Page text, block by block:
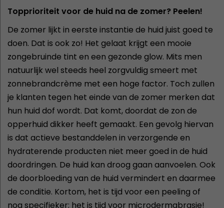
Topprioriteit voor de huid na de zomer? Peelen!
De zomer lijkt in eerste instantie de huid juist goed te
doen. Dat is ook zo! Het gelaat krijgt een mooie
zongebruinde tint en een gezonde glow. Mits men
natuurlijk wel steeds heel zorgvuldig smeert met
zonnebrandcrème met een hoge factor. Toch zullen
je klanten tegen het einde van de zomer merken dat
hun huid dof wordt. Dat komt, doordat de zon de
opperhuid dikker heeft gemaakt. Een gevolg hiervan
is dat actieve bestanddelen in verzorgende en
hydraterende producten niet meer goed in de huid
doordringen. De huid kan droog gaan aanvoelen. Ook
de doorbloeding van de huid vermindert en daarmee
de conditie. Kortom, het is tijd voor een peeling of
nog specifieker; het is tijd voor microdermabrasie!